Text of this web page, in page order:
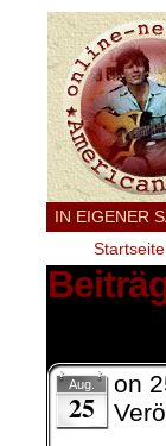
IN EIGENER
Startseite
Aug.
25
on